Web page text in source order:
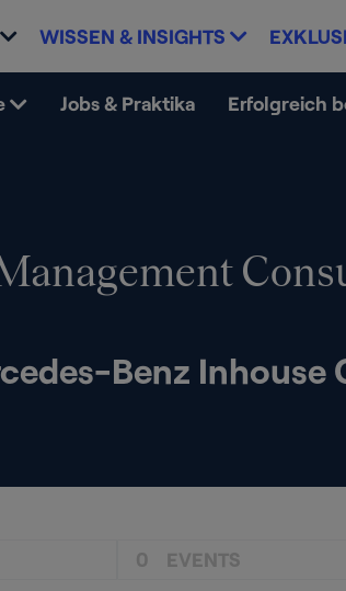
WISSEN & INSIGHTS
Jobs & Praktika Erfolgreich
Benz Inhouse
0 EVENTS